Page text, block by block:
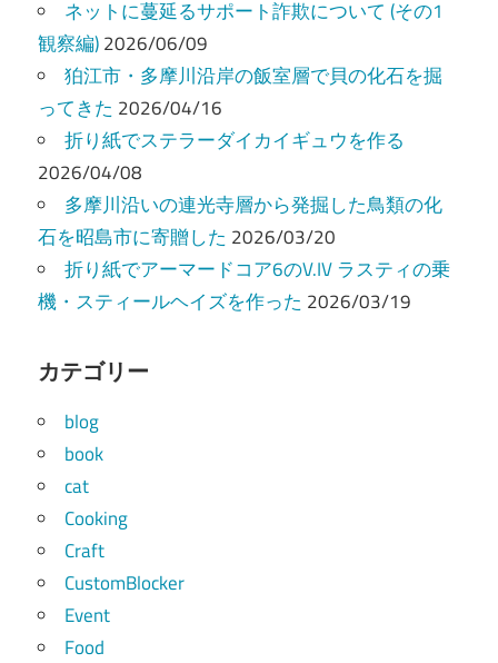
ンネットに蔓延るサポート詐欺について (その1
観察編)2026/06/09
狛江市・多摩川沿岸の飯室層で貝の化石を掘
ってきた 2026/04/16
折り紙でステラーダイカイギュウを作る
2026/04/08
多摩川沿いの連光寺層から発掘した鳥類の化
石を昭島市に寄贈した 2026/03/20
折り紙でアーマードコア6のV.IV ラスティの乗
機・スティールヘイズを作った 2026/03/19
カテゴリー
blog
book
cat
Cooking
Craft
CustomBlocker
Event
Food